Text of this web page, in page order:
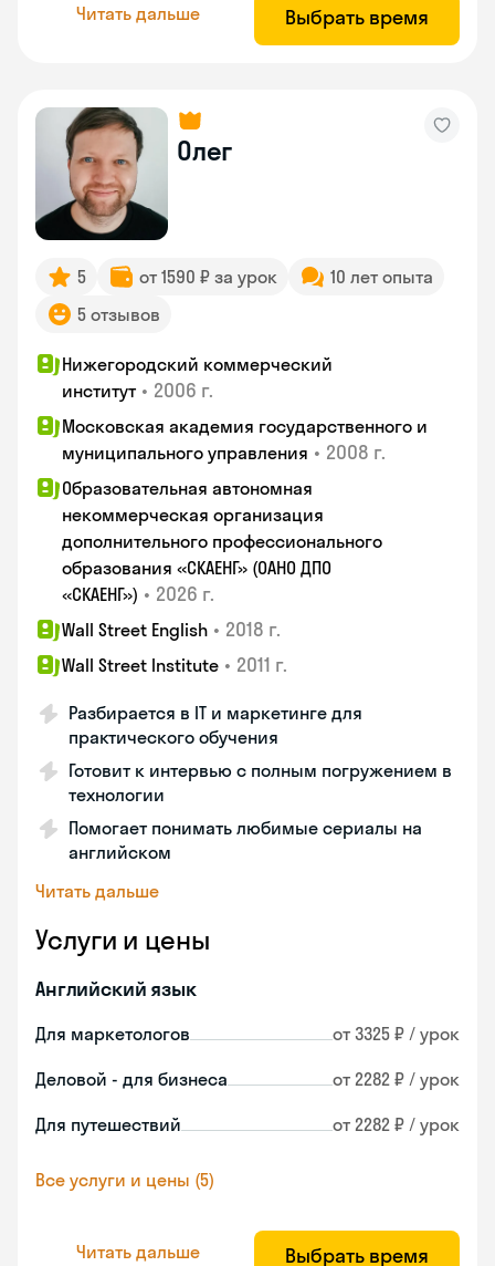
Читать дальше Выбрать время
Олег
5 от 1590 ₽ за урок
10 лет опыта
5 отзывов
Нижегородский коммерческий
институт • 2006 г.
Московская академия государственного и
муниципального управления • 2008 г.
Образовательная автономная
некоммерческая организация
дополнительного профессионального
образования «СКАЕНГ» (ОАНО ДПО
«СКАЕНГ») • 2026 г.
Wall Street English • 2018 г.
Wall Street Institute • 2011 г.
Разбирается в IT и маркетинге для
практического обучения
Готовит к интервью с полным погружением в
технологии
Помогает понимать любимые сериалы на
английском
Читать дальше
Услуги и цены
Английский язык
Для маркетологов от 3325 ₽ / урок
Деловой - для бизнеса от 2282 ₽ / урок
Для путешествий от 2282 ₽ / урок
Все услуги и цены (5)
Читать дальше Выбрать время